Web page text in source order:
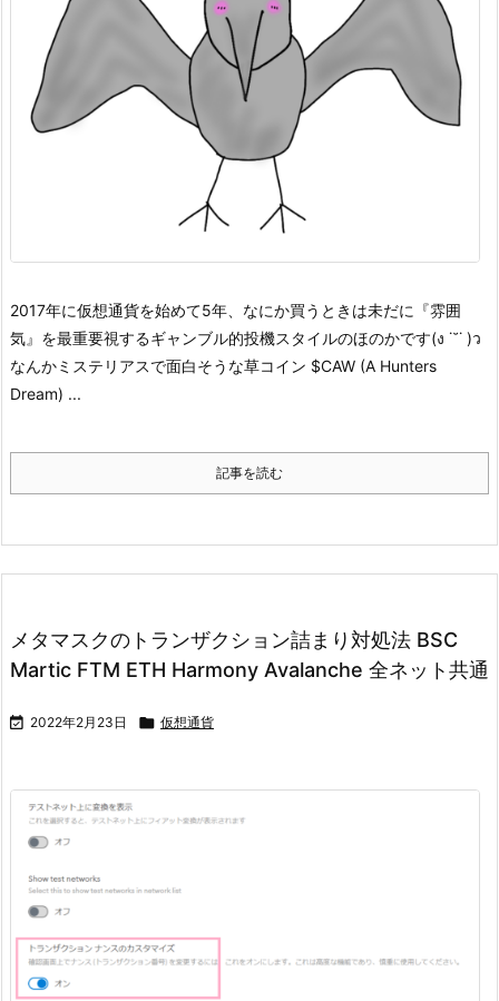
2017年に仮想通貨を始めて5年、なにか買うときは未だに『雰囲
気』を最重要視するギャンブル的投機スタイルのほのかです(ง ˙˘˙ )ว
なんかミステリアスで面白そうな草コイン $CAW (A Hunters
Dream) ...
記事を読む
メタマスクのトランザクション詰まり対処法 BSC
Martic FTM ETH Harmony Avalanche 全ネット共通
 2022年2月23日  仮想通貨